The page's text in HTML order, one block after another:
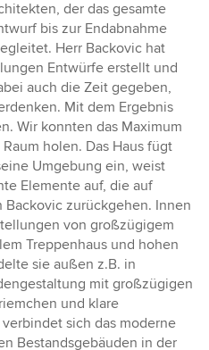
der das gesamte
bis zur Endabnahme
Herr Backovic hat
Entwürfe erstellt und
auch die Zeit gegeben,
Mit dem Ergebnis
Wir konnten das Maximum
holen. Das Haus fügt
Umgebung ein, weist
Elemente auf, die auf
Backovic zurückgehen. Innen
von großzügigem
Treppenhaus und hohen
sie außen z.B. in
mit großzügigen
und klare
sich das moderne
Bestandsgebäuden in der